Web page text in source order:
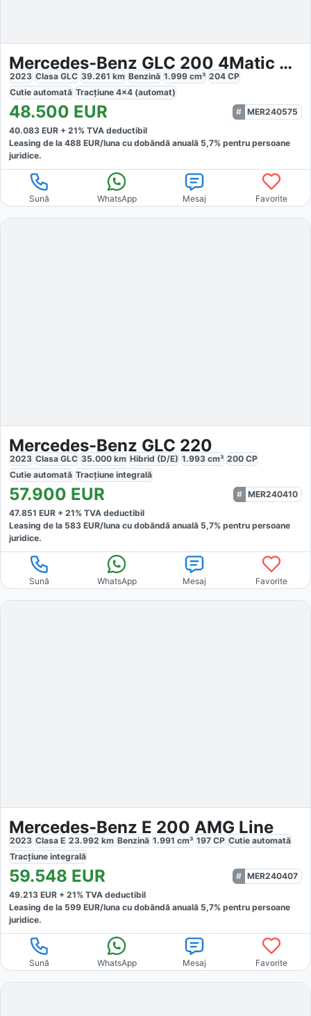
Mercedes-Benz GLC 200 4Matic MHEV
2023 Clasa GLC 39.261 km Benzină 1.999 cm³ 204 CP
Cutie automată Tracțiune 4x4 (automat)
48.500 EUR
MER240575
40.083 EUR + 21% TVA deductibil
Leasing de la 488 EUR/luna cu dobăndă anuală 5,7% pentru persoane
juridice.
Sună WhatsApp Mesaj Favorite
Mercedes-Benz GLC 220
2023 Clasa GLC 35.000 km Hibrid (D/E) 1.993 cm³ 200 CP
Cutie automată Tracțiune integrală
57.900 EUR
MER240410
47.851 EUR + 21% TVA deductibil
Leasing de la 583 EUR/luna cu dobăndă anuală 5,7% pentru persoane
juridice.
Sună WhatsApp Mesaj Favorite
Mercedes-Benz E 200 AMG Line
2023 Clasa E 23.992 km Benzină 1.991 cm³ 197 CP Cutie automată
Tracțiune integrală
59.548 EUR
MER240407
49.213 EUR + 21% TVA deductibil
Leasing de la 599 EUR/luna cu dobăndă anuală 5,7% pentru persoane
juridice.
Sună WhatsApp Mesaj Favorite